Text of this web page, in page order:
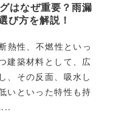
はなぜ重要？雨漏
び方を解説！
熱性、不燃性といっ
建築材料として、広
、その反面、吸水し
いといった特性も持
...